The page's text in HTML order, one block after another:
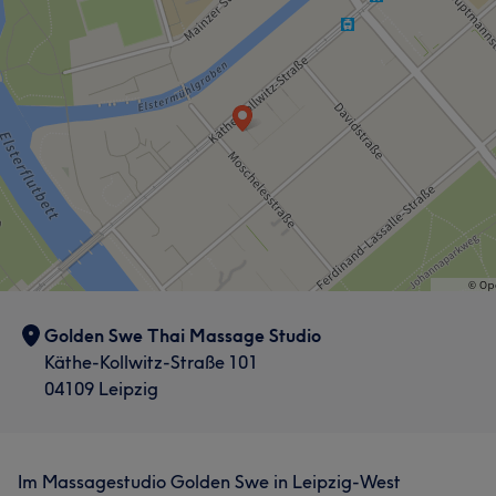
Golden Swe Thai Massage Studio
Käthe-Kollwitz-Straße 101
04109 Leipzig
Im Massagestudio Golden Swe in Leipzig-West